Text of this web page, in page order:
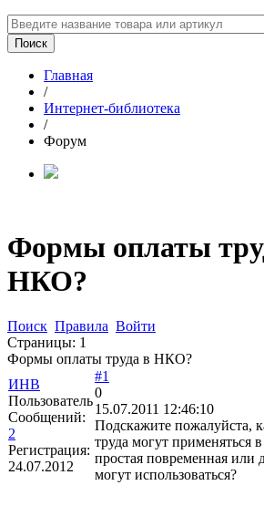
Главная
/
Интернет-библиотека
/
Форум
Формы оплаты
НКО?
Поиск Правила Войти
Страницы: 1
Формы оплаты труда в НКО?
ИНВ
Пользователь
Сообщений:
2
Регистрация:
24.07.2012
#1
0
15.07.2011 12:46:10
Подскажите пожалуйста,
труда могут применяться
простая повременная или
могут использоваться?